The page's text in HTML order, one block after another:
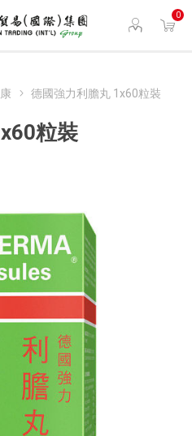
0
德國強力利膽丸 1x60粒裝
粒裝